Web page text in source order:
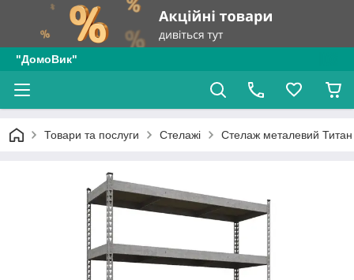
"ДомоВик"
Товари та послуги Стелажі Стелаж металевий